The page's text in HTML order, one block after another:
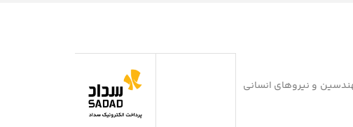
ای از مهندسین و نیروهای انسانی